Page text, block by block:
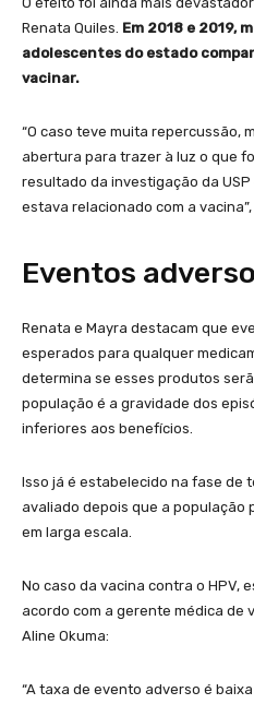
Renata Quiles. Em 2018 e 2019,
adolescentes do estado
vacinar.
“O caso teve muita repercussão,
abertura para trazer à luz o que
resultado da investigação da
estava relacionado com a
Eventos
Renata e Mayra destacam que
esperados para qualquer
determina se esses produtos
população é a gravidade dos
inferiores aos benefícios.
Isso já é estabelecido na fase de
avaliado depois que a população
em larga escala.
No caso da vacina contra o HPV,
acordo com a gerente médica de
Aline Okuma:
“A taxa de evento adverso é